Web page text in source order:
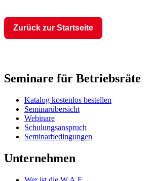
Zurück zur Startseite
Seminare für Betriebsräte
Katalog kostenlos bestellen
Seminarübersicht
Webinare
Schulungsanspruch
Seminarbedingungen
Unternehmen